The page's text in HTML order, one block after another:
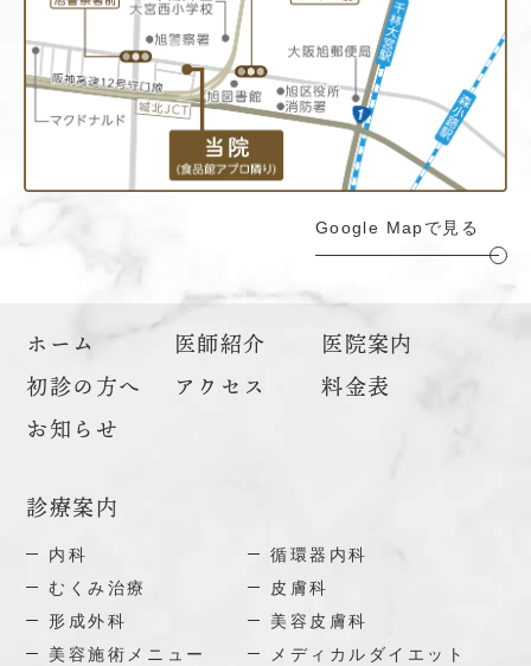
Google Mapで見る
ホーム 医師紹介
医院案内
初診の方へ
アクセス
料金表
お知らせ
診療案内
内科
循環器内科
むくみ治療
皮膚科
形成外科
美容皮膚科
美容施術メニュー
メディカルダイエット